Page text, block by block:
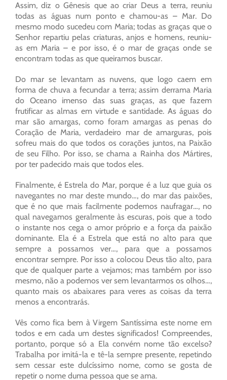
Assim, diz o Gênesis que ao criar Deus a terra, reuniu
todas as águas num ponto e chamou-as – Mar. Do
mesmo modo sucedeu com Maria; todas as graças que o
Senhor repartiu pelas criaturas, anjos e homens, reuniu-
as em Maria – e por isso, é o mar de graças onde se
encontram todas as que queiramos buscar.
Do mar se levantam as nuvens, que logo caem em
forma de chuva a fecundar a terra; assim derrama Maria
do Oceano imenso das suas graças, as que fazem
frutificar as almas em virtude e santidade. As águas do
mar são amargas, como foram amargas as penas do
Coração de Maria, verdadeiro mar de amarguras, pois
sofreu mais do que todos os corações juntos, na Paixão
de seu Filho. Por isso, se chama a Rainha dos Mártires,
por ter padecido mais que todos eles.
Finalmente, é Estrela do Mar, porque é a luz que guia os
navegantes no mar deste mundo…, do mar das paixões,
que é no que mais facilmente podemos naufragar…, no
qual navegamos geralmente às escuras, pois que a todo
o instante nos cega o amor próprio e a força da paixão
dominante. Ela é a Estrela que está no alto para que
sempre a possamos ver…, para que a possamos
encontrar sempre. Por isso a colocou Deus tão alto, para
que de qualquer parte a vejamos; mas também por isso
mesmo, não a podemos ver sem levantarmos os olhos…,
quanto mais os abaixares para veres as coisas da terra
menos a encontrarás.
Vês como fica bem à Virgem Santíssima este nome em
todos e em cada um destes significados! Compreendes,
portanto, porque só a Ela convém nome tão excelso?
Trabalha por imitá-la e tê-la sempre presente, repetindo
sem cessar este dulcíssimo nome, como se gosta de
repetir o nome duma pessoa que se ama.